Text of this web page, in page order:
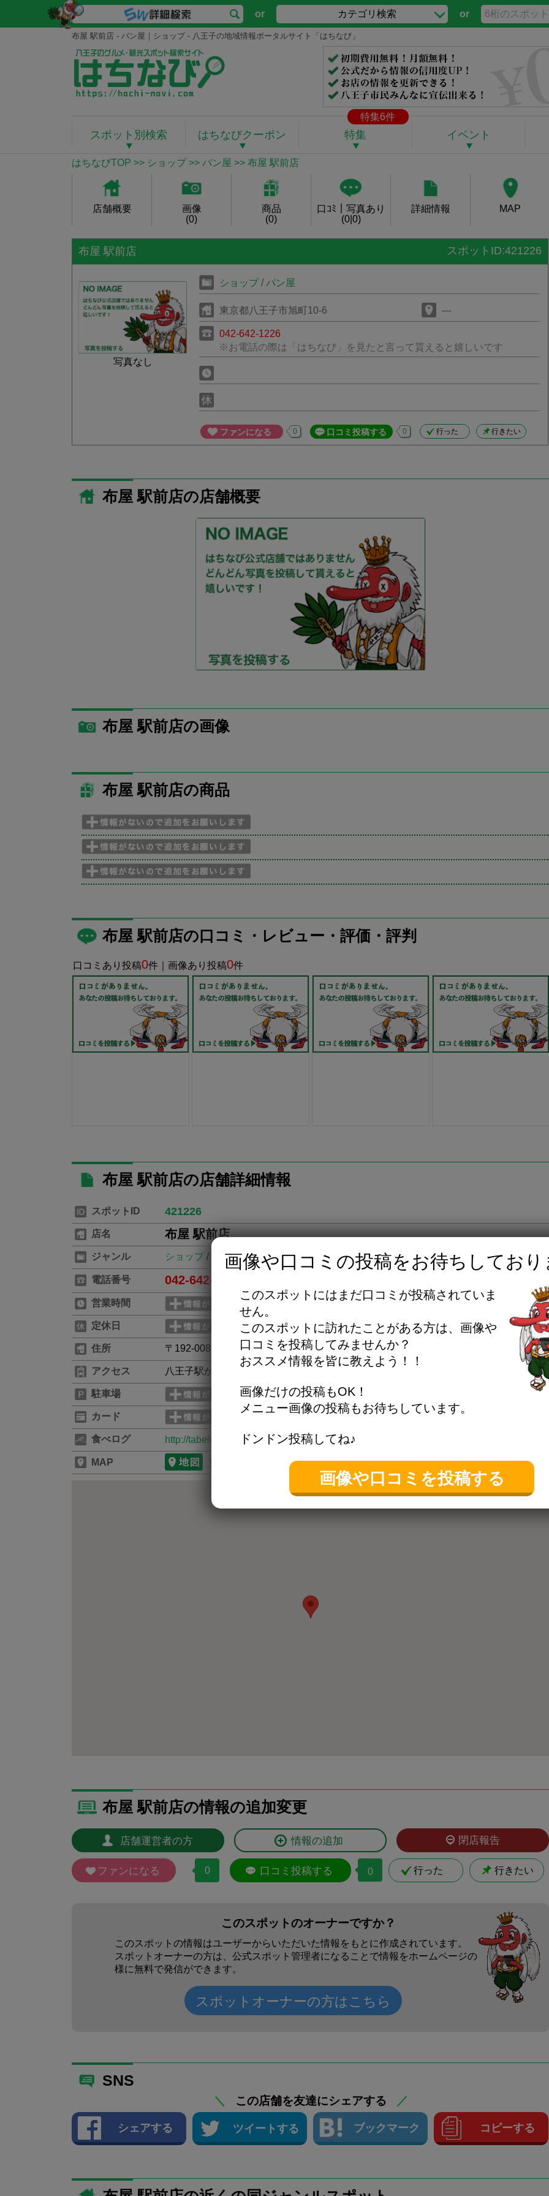
or カテゴリ検索 or
布屋 駅前店 - パン屋｜ショップ - 八王子の地域情報ポータルサイト「はちなび」
特集6件
スポット別検索 はちなびクーポン 特集 イベント
はちなびTOP >> ショップ>> パン屋 >> 布屋 駅前店
店舗概要
画像
(0)
商品
(0)
口ｺﾐ｜写真あり
(0|0)
詳細情報 MAP
布屋 駅前店 スポットID:421226
写真なし
ショップ/ パン屋
東京都八王子市旭町10-6 ---
042-642-1226
※お電話の際は「はちなび」を見たと言って貰えると嬉しいです
ファンになる 0 口コミ投稿する 0 行った 行きたい
布屋 駅前店の店舗概要
布屋 駅前店の画像
布屋 駅前店の商品
布屋 駅前店の口コミ・レビュー・評価・評判
口コミあり投稿0件｜画像あり投稿0件
布屋 駅前店の店舗詳細情報
スポットID 421226
店名 布屋 駅前店
ジャンル ショップ / パン屋
電話番号 042-642-1226
営業時間
定休日
住所 〒192-0083 東京都八王子市旭町10-6
アクセス 八王子駅から徒歩1分
駐車場
カード
食べログ http://tabelog.com/tokyo/A1329/A132904/13110284/
MAP 別のタブで開きます 位置情報を更新する
布屋 駅前店の情報の追加変更
店舗運営者の方 情報の追加 閉店報告
ファンになる 0 口コミ投稿する 0 行った 行きたい
このスポットのオーナーですか？
このスポットの情報はユーザーからいただいた情報をもとに作成されています。
スポットオーナーの方は、公式スポット管理者になることで情報をホームページの
様に無料で発信ができます。
スポットオーナーの方はこちら
SNS
＼ この店舗を友達にシェアする ／
シェアする ツイートする ブックマーク コピーする
画像や口コミの投稿をお待ちしており
このスポットにはまだ口コミが投稿されていま
せん。
このスポットに訪れたことがある方は、画像や
口コミを投稿してみませんか？
おススメ情報を皆に教えよう！！
画像だけの投稿もOK！
メニュー画像の投稿もお待ちしています。
ドンドン投稿してね♪
画像や口コミを投稿する